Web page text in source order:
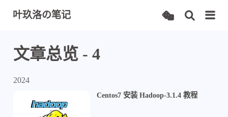
叶玖洛の笔记
文章总览 - 4
2024
Centos7 安装 Hadoop-3.1.4 教程